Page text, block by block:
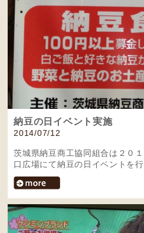
納豆の日イベント実施
2014/07/12
茨城県納豆商工協同組合は２０
口広場にて納豆の日イベントを